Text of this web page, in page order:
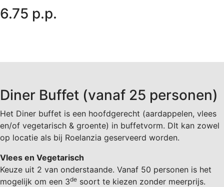
6.75 p.p.
Diner Buffet (vanaf 25 personen)
Het Diner buffet is een hoofdgerecht (aardappelen, vlees
en/of vegetarisch & groente) in buffetvorm. DIt kan zowel
op locatie als bij Roelanzia geserveerd worden.
Vlees en Vegetarisch
Keuze uit 2 van onderstaande. Vanaf 50 personen is het
mogelijk om een 3de soort te kiezen zonder meerprijs.